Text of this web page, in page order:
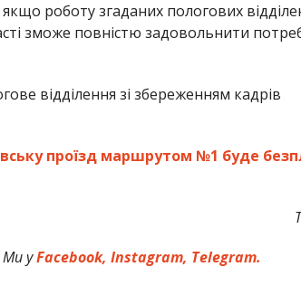
роботу згаданих пологових
зможе повністю задовольнити
відділення зі збереженням кадрів
проїзд маршрутом №1 буде
Ми уFacebook, Instagram, Telegram.